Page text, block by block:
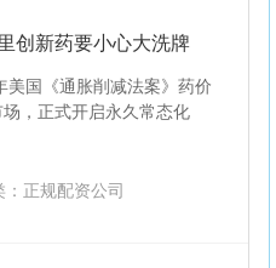
创新药要小心大洗牌
国《通胀削减法案》药价
，正式开启永久常态化
正规配资公司